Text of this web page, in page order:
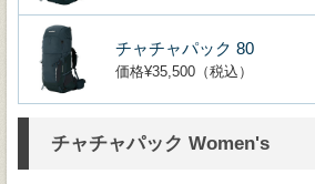
チャチャパック 80
価格¥35,500（税込）
チャチャパック Women's